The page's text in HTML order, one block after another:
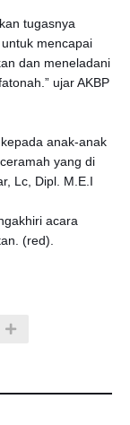
tugasnya
mencapai
dan meneladani
ujar AKBP
anak-anak
yang di
Lc, Dipl. M.E.I
acara
(red).